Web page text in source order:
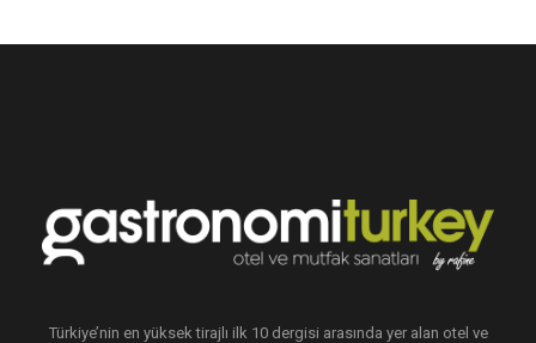
Türkiye’nin en yüksek tirajlı ilk 10 dergisi arasında yer alan otel ve